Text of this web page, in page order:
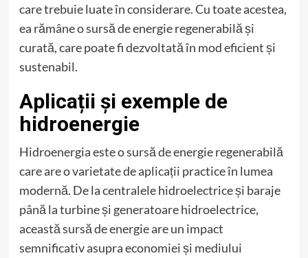
care trebuie luate în considerare. Cu toate acestea,
ea rămâne o sursă de energie regenerabilă și
curată, care poate fi dezvoltată în mod eficient și
sustenabil.
Aplicații și exemple de
hidroenergie
Hidroenergia este o sursă de energie regenerabilă
care are o varietate de aplicații practice în lumea
modernă. De la centralele hidroelectrice și baraje
până la turbine și generatoare hidroelectrice,
această sursă de energie are un impact
semnificativ asupra economiei și mediului